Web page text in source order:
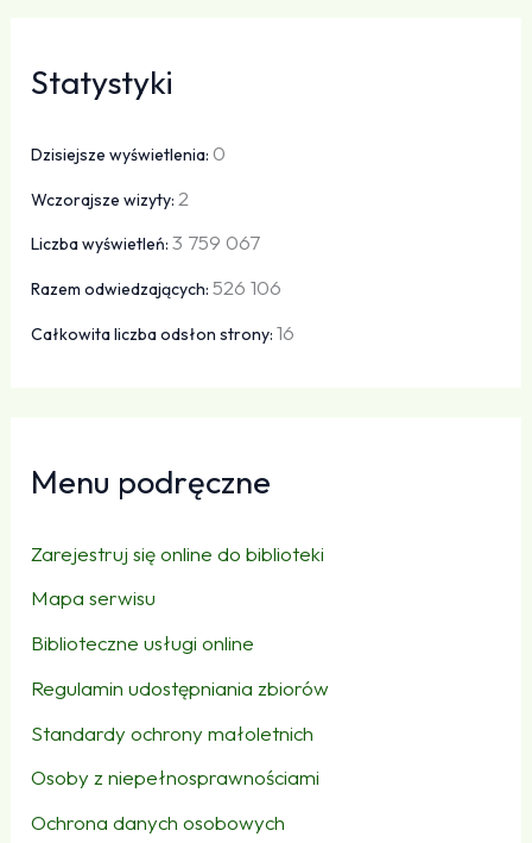
Statystyki
Dzisiejsze wyświetlenia: 0
Wczorajsze wizyty:2
Liczba wyświetleń:3 759 067
Razem odwiedzających:526 106
Całkowita liczba odsłon strony:16
Menu podręczne
Zarejestruj się online do biblioteki
Mapa serwisu
Biblioteczne usługi online
Regulamin udostępniania zbiorów
Standardy ochrony małoletnich
Osoby z niepełnosprawnościami
Ochrona danych osobowych